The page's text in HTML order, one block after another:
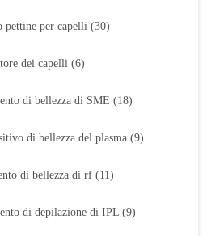
pettine per capelli (30)
dei capelli (6)
di bellezza di SME (18)
di bellezza del plasma (9)
di bellezza di rf (11)
di depilazione di IPL (9)